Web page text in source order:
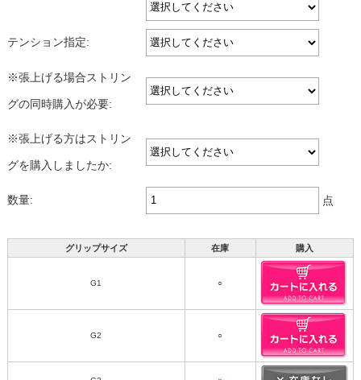
テンション指定:
※張上げる場合ストリン
グの同時購入が必要:
※張上げる方はストリン
グを購入しましたか:
数量: 点
グリップサイズ 在庫 購入
G1 ○
G2 ○